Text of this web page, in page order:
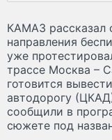
КАМАЗ рассказал
направления
уже
трассе Москва –
готовится
автодорогу
сообщили в
сюжете под